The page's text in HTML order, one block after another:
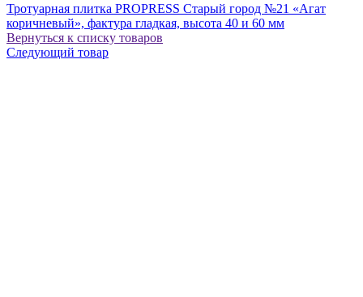
Тротуарная плитка PROPRESS Старый город №21 «Агат
коричневый», фактура гладкая, высота 40 и 60 мм
Вернуться к списку товаров
Следующий товар